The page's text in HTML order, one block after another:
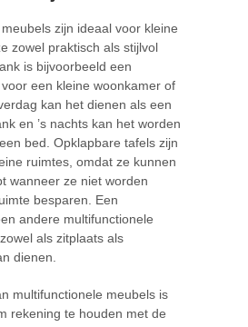
zijn ideaal voor kleine
zowel praktisch als stijlvol
is bijvoorbeeld een
een kleine woonkamer of
kan het dienen als een
en ’s nachts kan het worden
bed. Opklapbare tafels zijn
ruimtes, omdat ze kunnen
wanneer ze niet worden
besparen. Een
andere multifunctionele
als zitplaats als
dienen.
multifunctionele meubels is
rekening te houden met de